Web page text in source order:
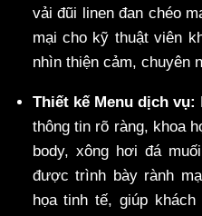
vải đũi linen đan chéo
mại cho kỹ thuật viên
nhìn thiện cảm, chuyên
Thiết kế Menu dịch vụ:
thông tin rõ ràng, khoa
body, xông hơi đá
được trình bày rành
họa tinh tế, giúp